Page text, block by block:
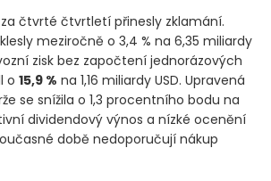
čtvrté čtvrtletí přinesly zklamání.
meziročně o 3,4 % na 6,35 miliardy
zisk bez započtení jednorázových
o 15,9 % na 1,16 miliardy USD. Upravená
se snížila o 1,3 procentního bodu na
dividendový výnos a nízké ocenění
době nedoporučují nákup